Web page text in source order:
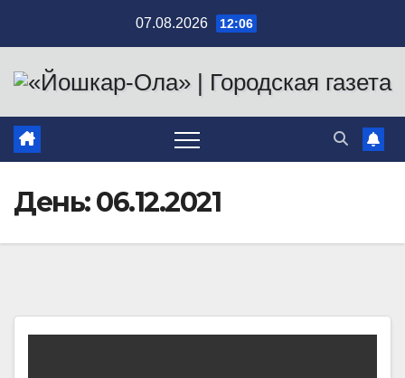
содержимому
07.08.2026 12:06
День:06.12.2021